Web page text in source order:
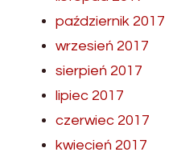
październik 2017
wrzesień 2017
sierpień 2017
lipiec 2017
czerwiec 2017
kwiecień 2017